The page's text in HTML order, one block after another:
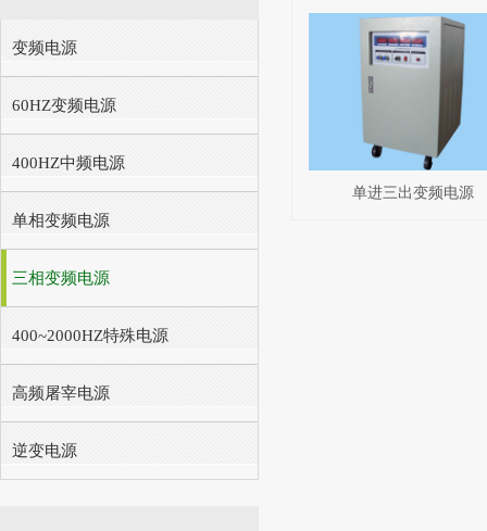
单进三出变频电源
变频电源
60HZ变频电源
400HZ中频电源
单相变频电源
三相变频电源
400~2000HZ特殊电源
高频屠宰电源
逆变电源